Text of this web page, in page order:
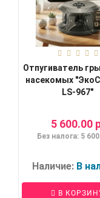
Отпугиватель
насекомых
LS-967"
5 600.00
Без налога: 5
Наличие: В
В